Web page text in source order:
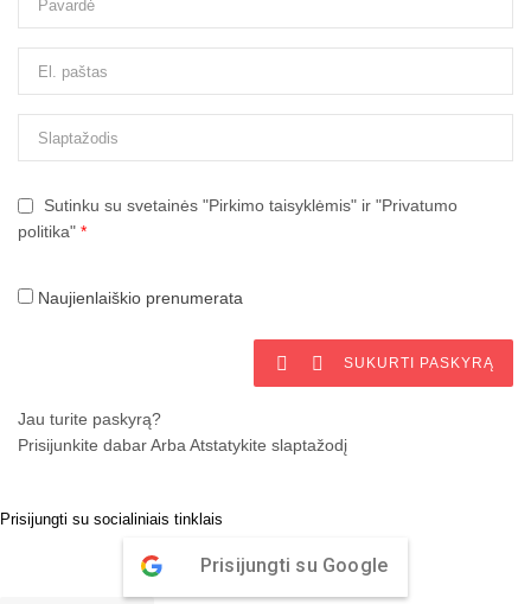
Sutinku su svetainės "Pirkimo taisyklėmis" ir "Privatumo
politika" *
Naujienlaiškio prenumerata
  SUKURTI PASKYRĄ
Jau turite paskyrą?
Prisijunkite dabarArbaAtstatykite slaptažodį
Prisijungti su socialiniais tinklais
Prisijungti su Google